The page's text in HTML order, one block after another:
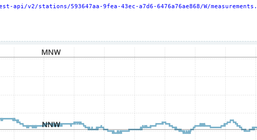
v2/stations/593647aa-9fea-43ec-a7d6-6476a76ae868/W/